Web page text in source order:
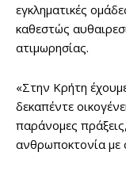
εγκληματικές
καθεστώς
ατιμωρησίας.
«Στην Κρήτη
δεκαπέντε
παράνομες
ανθρωποκτονία με